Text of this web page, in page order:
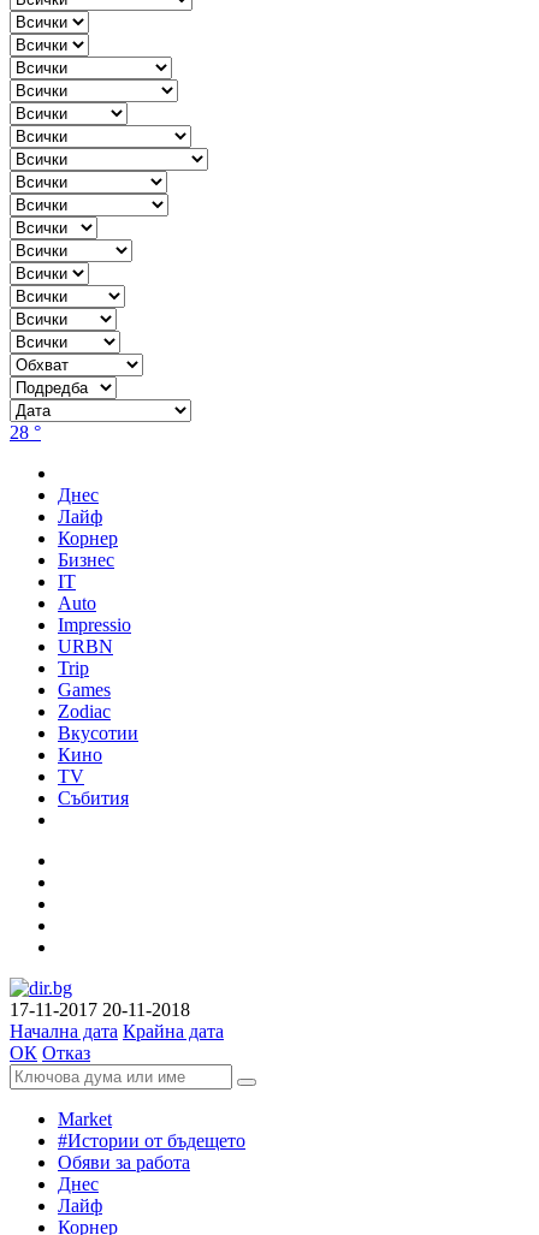
28 °
Днес
Лайф
Корнер
Бизнес
IT
Auto
Impressio
URBN
Trip
Games
Zodiac
Вкусотии
Кино
TV
Събития
17-11-2017 20-11-2018
Начална дата Крайна дата
ОК Отказ
Market
#Истории от бъдещето
Обяви за работа
Днес
Лайф
Корнер